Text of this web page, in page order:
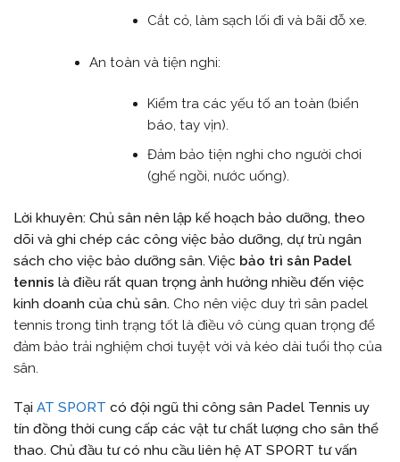
Cắt cỏ, làm sạch lối đi và bãi đỗ xe.
An toàn và tiện nghi:
Kiểm tra các yếu tố an toàn (biển
báo, tay vịn).
Đảm bảo tiện nghi cho người chơi
(ghế ngồi, nước uống).
Lời khuyên: Chủ sân nên lập kế hoạch bảo dưỡng, theo
dõi và ghi chép các công việc bảo dưỡng, dự trù ngân
sách cho việc bảo dưỡng sân. Việc bảo trì sân Padel
tennis là điều rất quan trọng ảnh hưởng nhiều đến việc
kinh doanh của chủ sân. Cho nên việc duy trì sân padel
tennis trong tình trạng tốt là điều vô cùng quan trọng để
đảm bảo trải nghiệm chơi tuyệt vời và kéo dài tuổi thọ của
sân.
Tại AT SPORT có đội ngũ thi công sân Padel Tennis uy
tín đồng thời cung cấp các vật tư chất lượng cho sân thể
thao. Chủ đầu tư có nhu cầu liên hệ AT SPORT tư vấn